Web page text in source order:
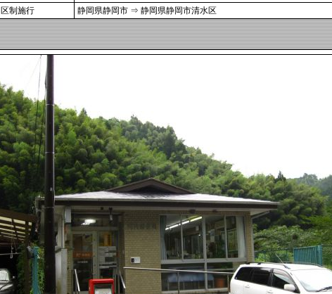
区制施行 静岡県静岡市 ⇒ 静岡県静岡市清水区